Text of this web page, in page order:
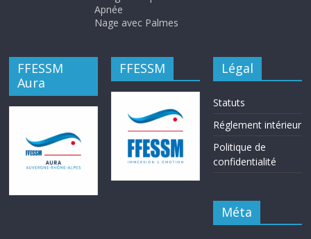
Apnée
Nage avec Palmes
FFESSM
Aura
FFESSM Légal
Statuts
Réglement intérieur
Politique de
confidentialité
Méta